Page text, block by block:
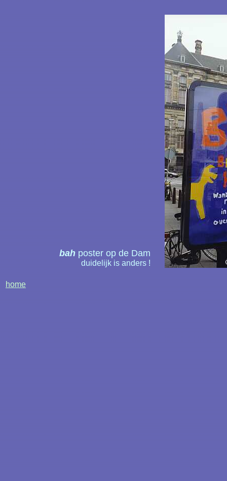
bahposter op de Dam
duidelijk is anders !
home